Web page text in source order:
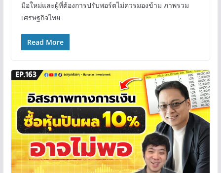
มือใหม่และผู้ที่ต้องการปรับพอร์ตไม่ควรมองข้าม ภาพรวม
เศรษฐกิจไทย
Read More